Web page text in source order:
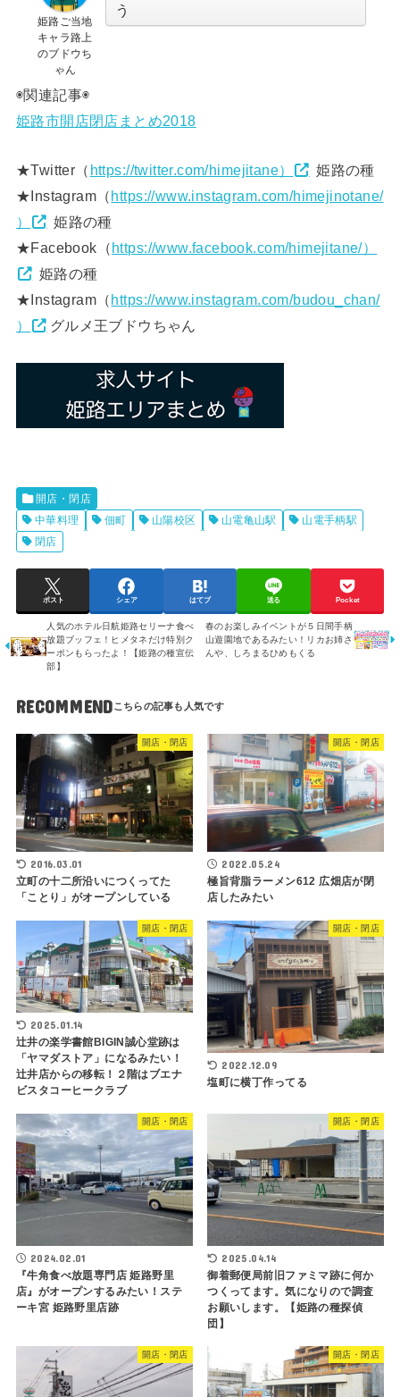
姫路ご当地
キャラ路上
のブドウち
ゃん
う
◉関連記事◉
姫路市開店閉店まとめ2018
★Twitter（ https://twitter.com/himejitane）
姫路の種
★Instagram（https://www.instagram.com/himejinotane/
）
姫路の種
★Facebook（https://www.facebook.com/himejitane/）
姫路の種
★Instagram（https://www.instagram.com/budou_chan/
）
グルメ王ブドウちゃん
開店・閉店
中華料理
佃町 山陽校区 山電亀山駅
山電手柄駅
閉店
ポスト シェア はてブ 送る Pocket
人気のホテル日航姫路セリーナ食べ
放題ブッフェ！ヒメタネだけ特別ク
ーポンもらったよ！【姫路の種宣伝
部】
春のお楽しみイベントが５日間手柄
山遊園地であるみたい！リカお姉さ
んや、しろまるひめもくる
RECOMMEND
開店・閉店
2016.03.01
立町の十二所沿いにつくってた
「ことり」がオープンしている
開店・閉店
2022.05.24
極旨背脂ラーメン612 広畑店が閉
店したみたい
開店・閉店
2025.01.14
辻井の楽学書館BIGIN誠心堂跡は
「ヤマダストア」になるみたい！
辻井店からの移転！２階はブエナ
ビスタコーヒークラブ
開店・閉店
2022.12.09
塩町に横丁作ってる
開店・閉店
2024.02.01
『牛角食べ放題専門店 姫路野里
店』がオープンするみたい！ステ
ーキ宮 姫路野里店跡
開店・閉店
2025.04.14
御着郵便局前旧ファミマ跡に何か
つくってます。気になりので調査
お願いします。【姫路の種探偵
団】
開店・閉店 開店・閉店